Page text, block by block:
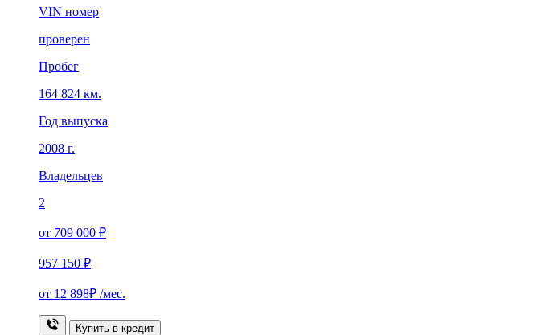
VIN номер
проверен
Пробег
164 824 км.
Год выпуска
2008 г.
Владельцев
2
от 709 000 ₽
957 150 ₽
от 12 898₽ /мес.
Купить в кредит